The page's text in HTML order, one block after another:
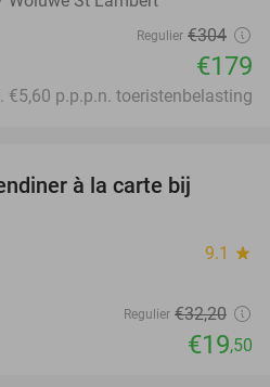
Regulier €304
€179
€5,60 p.p.p.n. toeristenbelasting
à la carte bij
9.1 star
Regulier €32,20
€19,50